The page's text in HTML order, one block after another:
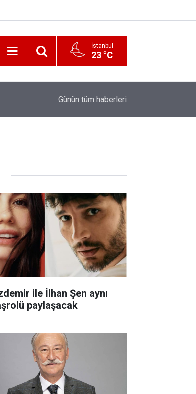
İstanbul
23 °C
İzmir 112’de Kan Donduran İddialar!
Günün tüm haberleri
ile İlhan Şen aynı
paylaşacak